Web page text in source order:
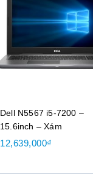
Dell N5567 i5-7200 –
15.6inch – Xám
12,639,000₫